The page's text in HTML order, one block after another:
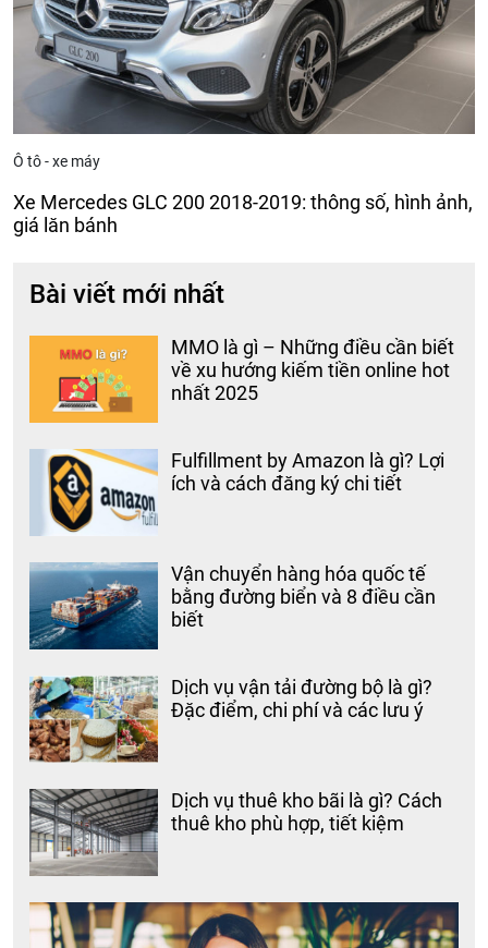
Ô tô - xe máy
Xe Mercedes GLC 200 2018-2019: thông số, hình ảnh,
giá lăn bánh
Bài viết mới nhất
MMO là gì – Những điều cần biết
về xu hướng kiếm tiền online hot
nhất 2025
Fulfillment by Amazon là gì? Lợi
ích và cách đăng ký chi tiết
Vận chuyển hàng hóa quốc tế
bằng đường biển và 8 điều cần
biết
Dịch vụ vận tải đường bộ là gì?
Đặc điểm, chi phí và các lưu ý
Dịch vụ thuê kho bãi là gì? Cách
thuê kho phù hợp, tiết kiệm